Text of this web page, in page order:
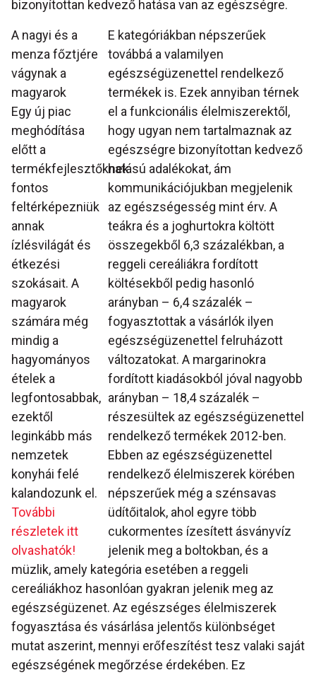
bizonyítottan kedvező hatása van az egészségre.
A nagyi és a
menza főztjére
vágynak a
magyarok
Egy új piac
meghódítása
előtt a
termékfejlesztőknek
fontos
feltérképezniük
annak
ízlésvilágát és
étkezési
szokásait. A
magyarok
számára még
mindig a
hagyományos
ételek a
legfontosabbak,
ezektől
leginkább más
nemzetek
konyhái felé
kalandozunk el.
További
részletek itt
olvashatók!
E kategóriákban népszerűek
továbbá a valamilyen
egészségüzenettel rendelkező
termékek is. Ezek annyiban térnek
el a funkcionális élelmiszerektől,
hogy ugyan nem tartalmaznak az
egészségre bizonyítottan kedvező
hatású adalékokat, ám
kommunikációjukban megjelenik
az egészségesség mint érv. A
teákra és a joghurtokra költött
összegekből 6,3 százalékban, a
reggeli cereáliákra fordított
költésekből pedig hasonló
arányban – 6,4 százalék –
fogyasztottak a vásárlók ilyen
egészségüzenettel felruházott
változatokat. A margarinokra
fordított kiadásokból jóval nagyobb
arányban – 18,4 százalék –
részesültek az egészségüzenettel
rendelkező termékek 2012-ben.
Ebben az egészségüzenettel
rendelkező élelmiszerek körében
népszerűek még a szénsavas
üdítőitalok, ahol egyre több
cukormentes ízesített ásványvíz
jelenik meg a boltokban, és a
müzlik, amely kategória esetében a reggeli
cereáliákhoz hasonlóan gyakran jelenik meg az
egészségüzenet. Az egészséges élelmiszerek
fogyasztása és vásárlása jelentős különbséget
mutat aszerint, mennyi erőfeszítést tesz valaki saját
egészségének megőrzése érdekében. Ez